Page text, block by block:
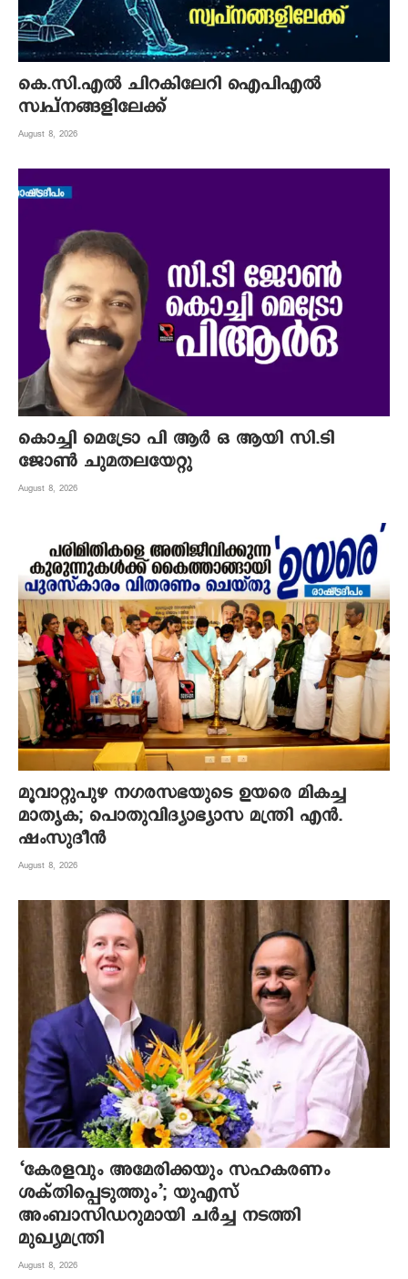
കെ.സി.എല്‍ ചിറകിലേറി ഐപിഎല്‍
സ്വപ്നങ്ങളിലേക്ക്
August 8, 2026
കൊച്ചി മെട്രോ പി ആര്‍ ഒ ആയി സി.ടി
ജോണ്‍ ചുമതലയേറ്റു
August 8, 2026
മൂവാറ്റുപുഴ നഗരസഭയുടെ ഉയരെ മികച്ച
മാതൃക; പൊതുവിദ്യാഭ്യാസ മന്ത്രി എന്‍.
ഷംസുദീന്‍
August 8, 2026
‘കേരളവും അമേരിക്കയും സഹകരണം
ശക്തിപ്പെടുത്തും’; യുഎസ്
അംബാസിഡറുമായി ചർച്ച നടത്തി
മുഖ്യമന്ത്രി
August 8, 2026